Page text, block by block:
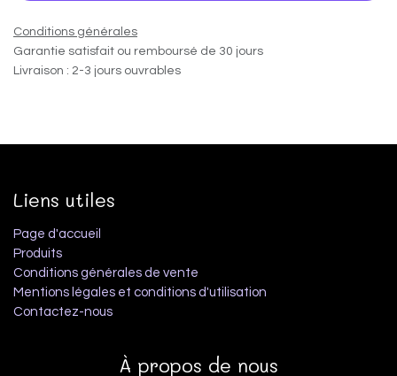
Conditions générales
Garantie satisfait ou remboursé de 30 jours
Livraison : 2-3 jours ouvrables
Liens utiles
Page d'accueil
Produits
Conditions générales de vente
Mentions légales et conditions d'utilisation
Contactez-nous
À propos de nous